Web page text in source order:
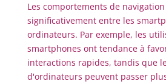
Les comportements de
significativement entre les
ordinateurs. Par exemple, les
smartphones ont tendance à
interactions rapides, tandis que
d'ordinateurs peuvent passer